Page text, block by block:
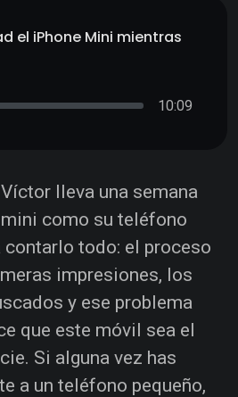
el iPhone Mini mientras
10:09
Víctor lleva una semana
como su teléfono
contarlo todo: el proceso
impresiones, los
y ese problema
que este móvil sea el
Si alguna vez has
a un teléfono pequeño,